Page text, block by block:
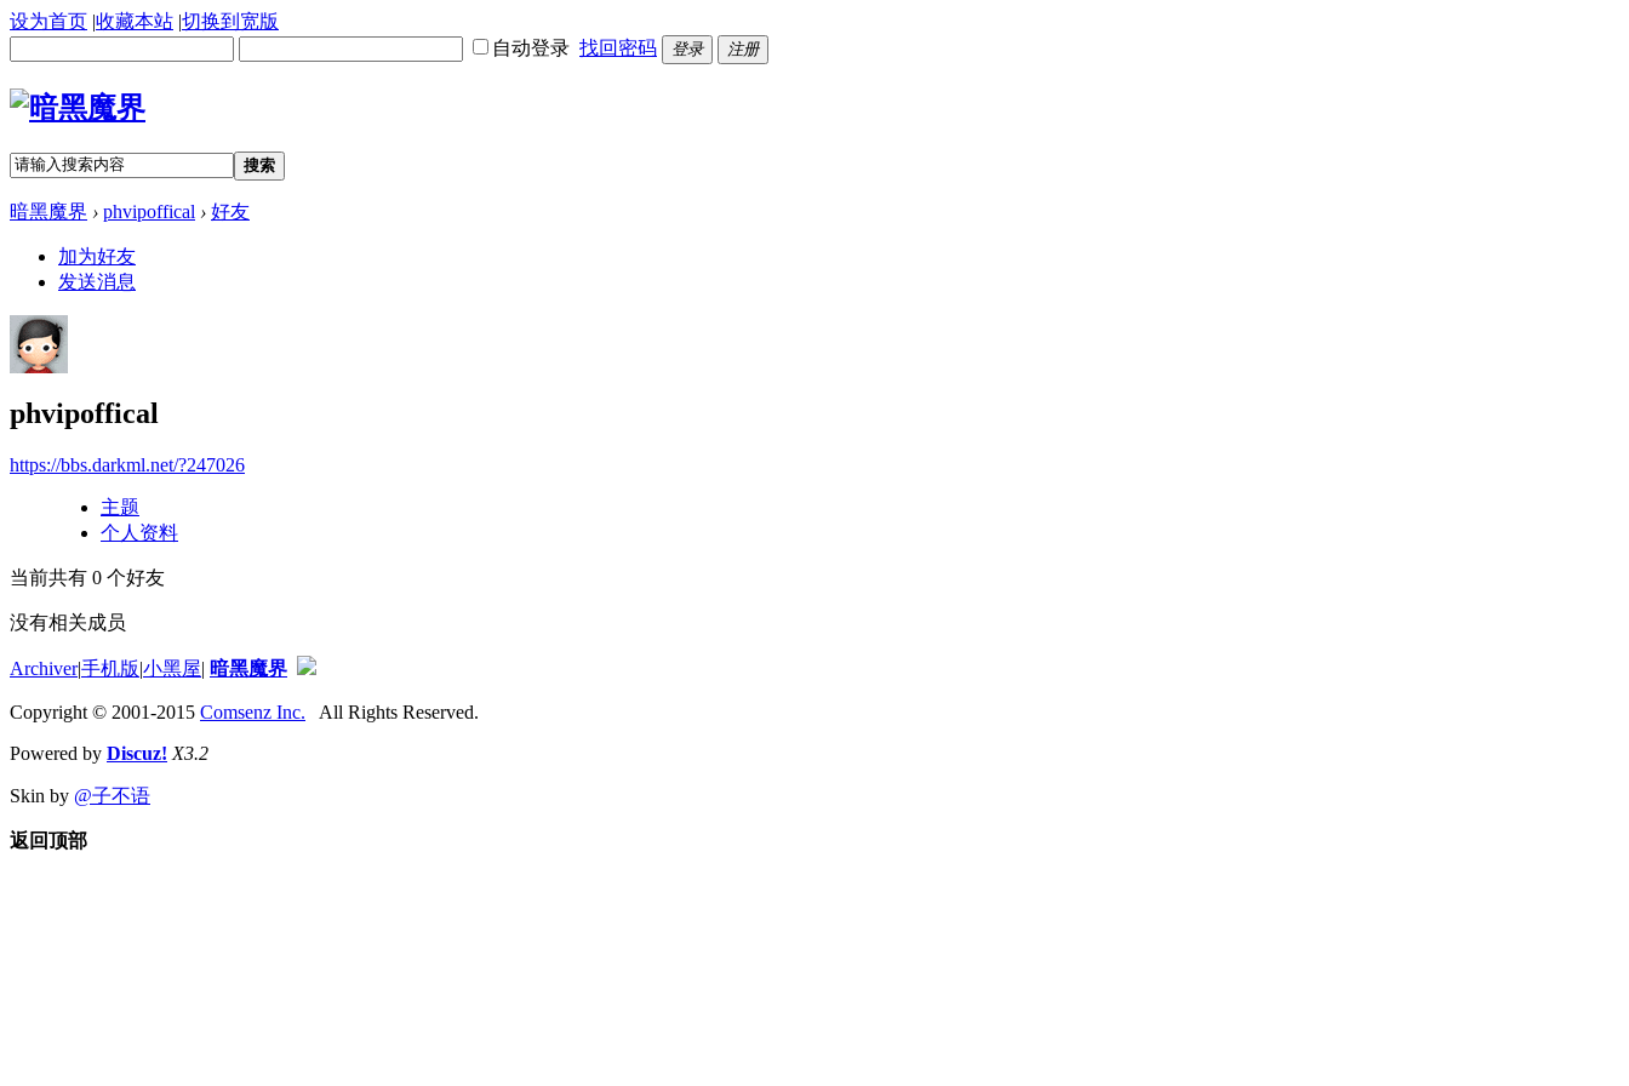
设为首页 |收藏本站 |切换到宽版
自动登录 找回密码 登录 注册
搜索
暗黑魔界 › phvipoffical › 好友
加为好友
发送消息
phvipoffical
https://bbs.darkml.net/?247026
主题
个人资料
当前共有 0 个好友
没有相关成员
Archiver|手机版|小黑屋| 暗黑魔界
Copyright © 2001-2015 Comsenz Inc. All Rights Reserved.
Powered by Discuz! X3.2
Skin by @子不语
返回顶部